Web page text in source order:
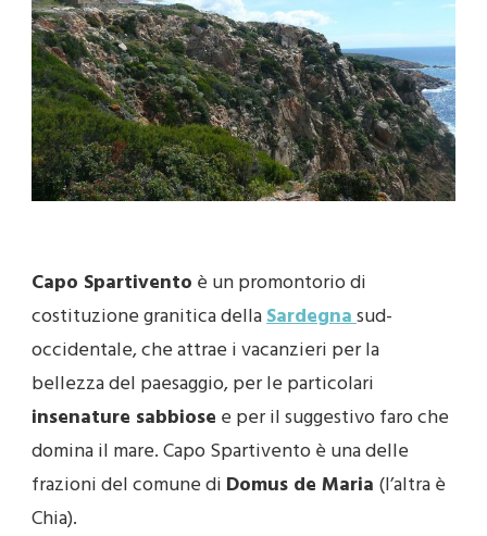
Capo Spartivento è un promontorio di
costituzione granitica dellaSardegnasud-
occidentale, che attrae i vacanzieri per la
bellezza del paesaggio, per le particolari
insenature sabbiose e per il suggestivo faro che
domina il mare. Capo Spartivento è una delle
frazioni del comune di Domus de Maria (l’altra è
Chia).